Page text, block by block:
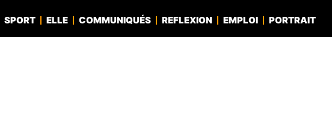
SPORT ELLE COMMUNIQUÉS REFLEXION EMPLOI PORTRAIT